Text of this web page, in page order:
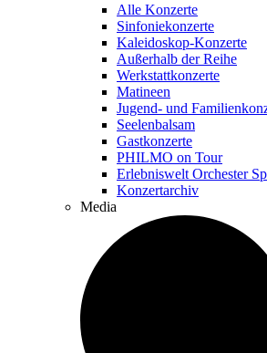
Alle Konzerte
Sinfoniekonzerte
Kaleidoskop-Konzerte
Außerhalb der Reihe
Werkstattkonzerte
Matineen
Jugend- und
Seelenbalsam
Gastkonzerte
PHILMO on Tour
Erlebniswelt Orchester
Konzertarchiv
Media